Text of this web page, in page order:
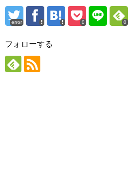
error 0 0
フォローする